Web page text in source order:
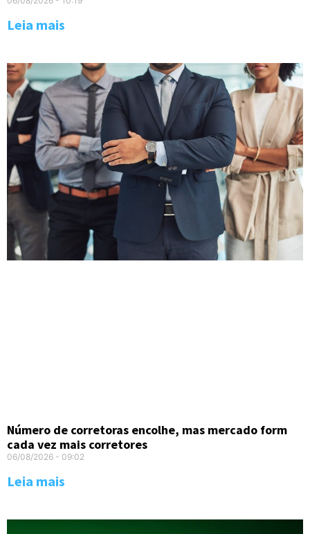
Leia mais
Número de corretoras encolhe, mas mercado form
cada vez mais corretores
06/08/2026 09:02
Leia mais